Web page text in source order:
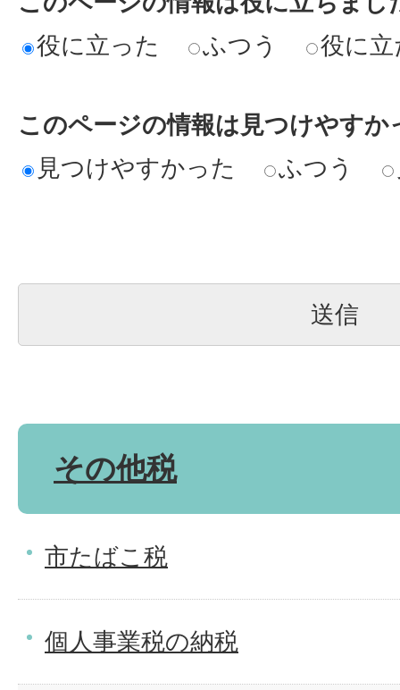
役に立った
ふつう 役に
このページの情報は見つけやすか
見つけやすかった
ふつう
その他税
市たばこ税
個人事業税の納税